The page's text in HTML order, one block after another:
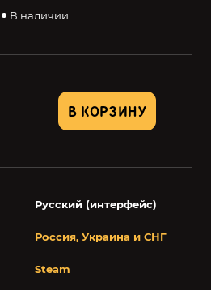
В наличии
В КОРЗИНУ
Русский (интерфейс)
Россия, Украина и СНГ
Steam